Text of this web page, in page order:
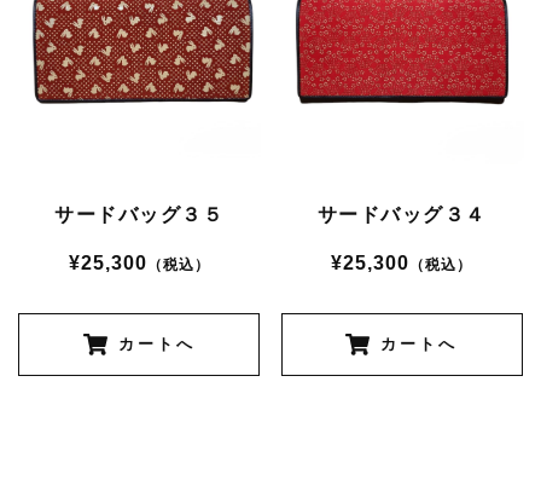
サードバッグ３５
¥25,300 （税込）
カートへ
サードバッグ３４
¥25,300 （税込）
カートへ